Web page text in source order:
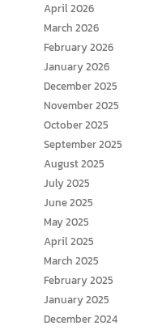
April 2026
March 2026
February 2026
January 2026
December 2025
November 2025
October 2025
September 2025
August 2025
July 2025
June 2025
May 2025
April 2025
March 2025
February 2025
January 2025
December 2024